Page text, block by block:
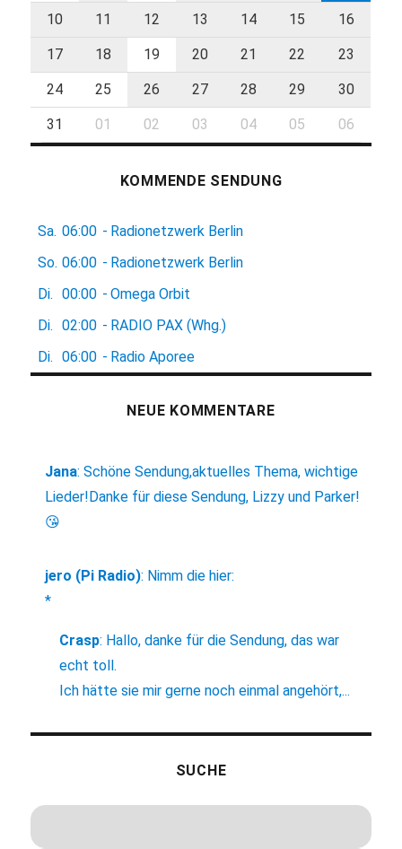
10 11 12 13 14 15 16
17 18 19 20 21 22 23
24 25 26 27 28 29 30
31 01 02 03 04 05 06
KOMMENDE SENDUNG
Sa. 06:00 - Radionetzwerk Berlin
So. 06:00 - Radionetzwerk Berlin
Di.
00:00 - Omega Orbit
Di.
02:00 - RADIO PAX (Whg.)
Di.
06:00 - Radio Aporee
NEUE KOMMENTARE
Jana:Schöne Sendung,aktuelles Thema, wichtige
Lieder!Danke für diese Sendung, Lizzy und Parker!
😘
jero (Pi Radio): Nimm die hier:
*
Crasp: Hallo, danke für die Sendung, das war
echt toll.
Ich hätte sie mir gerne noch einmal angehört,...
SUCHE